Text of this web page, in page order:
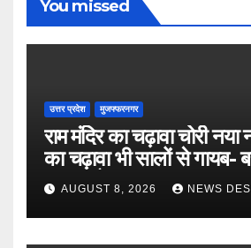
You missed
उत्तर प्रदेश मुजफ्फरनगर
राम मंदिर का चढ़ावा चोरी
का चढ़ावा भी सालों से गायब-
बड़ा आरोप
AUGUST 8, 2026 NEWS